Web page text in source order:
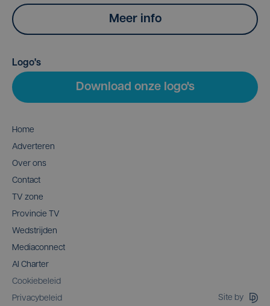
Meer info
Logo's
Download onze logo's
Home
Adverteren
Over ons
Contact
TV zone
Provincie TV
Wedstrijden
Mediaconnect
AI Charter
Cookiebeleid
Privacybeleid
Site by